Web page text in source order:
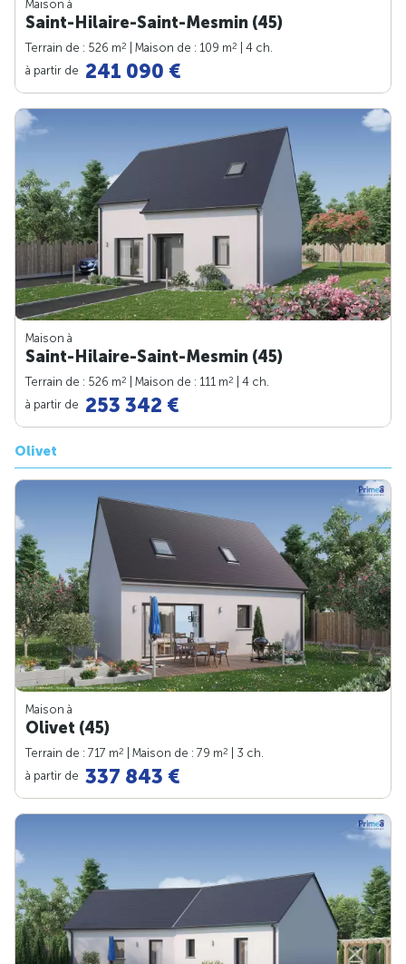
Maison à
Saint-Hilaire-Saint-Mesmin (45)
Terrain de : 526 m2 | Maison de : 109 m2
| 4 ch.
à partir de 241 090 €
Maison à
Saint-Hilaire-Saint-Mesmin (45)
Terrain de : 526 m2 | Maison de : 111 m2
| 4 ch.
à partir de 253 342 €
Olivet
Maison à
Olivet (45)
Terrain de : 717 m2 | Maison de : 79 m2
| 3 ch.
à partir de 337 843 €